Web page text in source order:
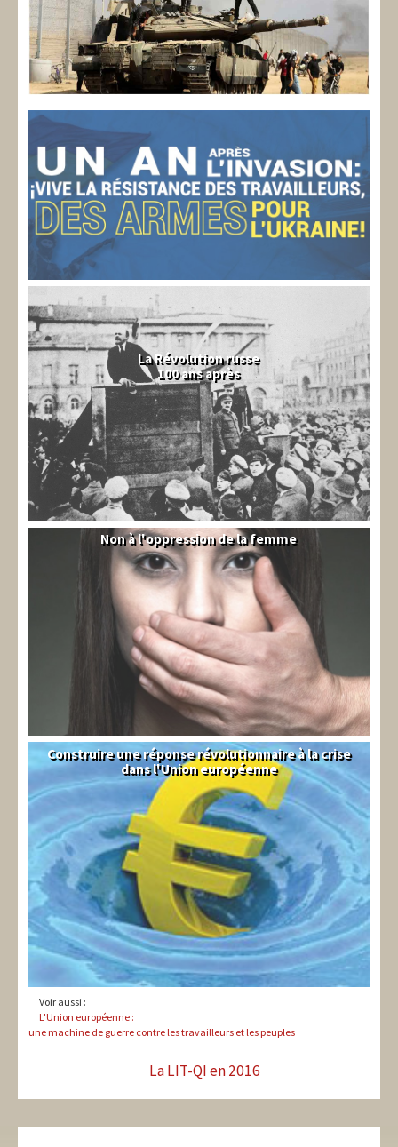
La Révolution russe
100 ans après
Syrie
Non à l'oppression de la femme
Syndical
Construire une réponse révolutionnaire à la crise
dans l'Union européenne
Voir aussi :
L'Union européenne :
une machine de guerre contre les travailleurs et les peuples
La LIT-QI en 2016